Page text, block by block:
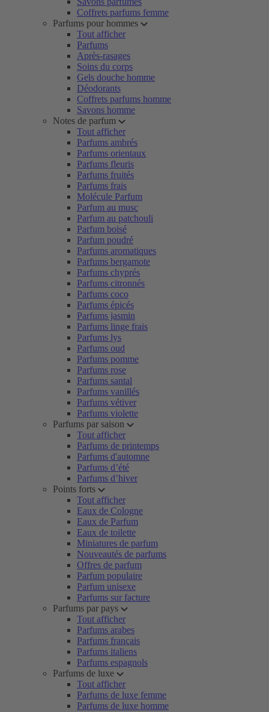
Coffrets parfums femme
Parfums pour hommes
Tout afficher
Parfums
Après-rasages
Soins du corps
Gels douche homme
Déodorants
Coffrets parfums homme
Savons homme
Notes de parfum
Tout afficher
Parfums ambrés
Parfums orientaux
Parfums fleuris
Parfums fruités
Parfums frais
Molécule Parfum
Parfum au musc
Parfum au patchouli
Parfum boisé
Parfum poudré
Parfums aromatiques
Parfums bergamote
Parfums chyprés
Parfums citronnés
Parfums coco
Parfums épicés
Parfums jasmin
Parfums linge frais
Parfums lys
Parfums oud
Parfums pomme
Parfums rose
Parfums santal
Parfums vanillés
Parfums vétiver
Parfums violette
Parfums par saison
Tout afficher
Parfums de printemps
Parfums d'automne
Parfums d’été
Parfums d’hiver
Points forts
Tout afficher
Eaux de Cologne
Eaux de Parfum
Eaux de toilette
Miniatures de parfum
Nouveautés de parfums
Offres de parfum
Parfum populaire
Parfum unisexe
Parfums sur facture
Parfums par pays
Tout afficher
Parfums arabes
Parfums français
Parfums italiens
Parfums espagnols
Parfums de luxe
Tout afficher
Parfums de luxe femme
Parfums de luxe homme